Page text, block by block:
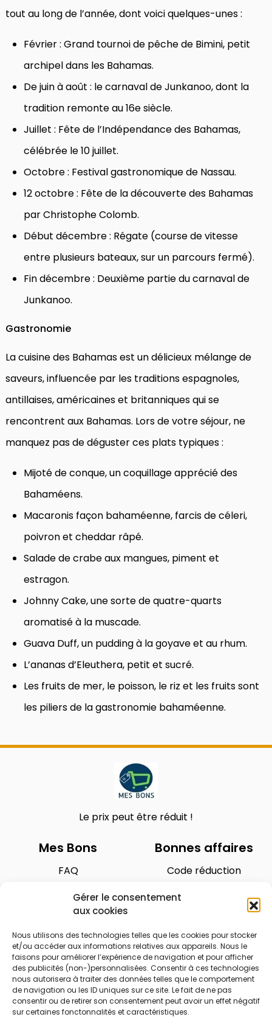
Gérer le consentement
aux cookies
Nous utilisons des technologies telles que les cookies pour stocker
et/ou accéder aux informations relatives aux appareils. Nous le
faisons pour améliorer l’expérience de navigation et pour afficher
des publicités (non-)personnalisées. Consentir à ces technologies
nous autorisera à traiter des données telles que le comportement
de navigation ou les ID uniques sur ce site. Le fait de ne pas
consentir ou de retirer son consentement peut avoir un effet négatif
sur certaines fonctonnalités et caractéristiques.
tout au long de l’année, dont voici quelques-unes :
Février : Grand tournoi de pêche de Bimini, petit
archipel dans les Bahamas.
De juin à août : le carnaval de Junkanoo, dont la
tradition remonte au 16e siècle.
Juillet : Fête de l’Indépendance des Bahamas,
célébrée le 10 juillet.
Octobre : Festival gastronomique de Nassau.
12 octobre : Fête de la découverte des Bahamas
par Christophe Colomb.
Début décembre : Régate (course de vitesse
entre plusieurs bateaux, sur un parcours fermé).
Fin décembre : Deuxième partie du carnaval de
Junkanoo.
Gastronomie
La cuisine des Bahamas est un délicieux mélange de
saveurs, influencée par les traditions espagnoles,
antillaises, américaines et britanniques qui se
rencontrent aux Bahamas. Lors de votre séjour, ne
manquez pas de déguster ces plats typiques :
Mijoté de conque, un coquillage apprécié des
Bahaméens.
Macaronis façon bahaméenne, farcis de céleri,
poivron et cheddar râpé.
Salade de crabe aux mangues, piment et
estragon.
Johnny Cake, une sorte de quatre-quarts
aromatisé à la muscade.
Guava Duff, un pudding à la goyave et au rhum.
L’ananas d’Eleuthera, petit et sucré.
Les fruits de mer, le poisson, le riz et les fruits sont
les piliers de la gastronomie bahaméenne.
Le prix peut être réduit !
Mes Bons
FAQ
Contactez-nous
CGU
Código promocional
Bonnes affaires
Code réduction
Black Friday
Rentrée
© 2026 Tous droits réservés.